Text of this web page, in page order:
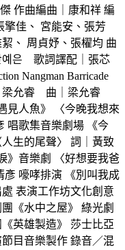
作曲編曲｜康和祥 編
擎佳、 宮能安、張芳
、 周貞妤、張櫂均 曲
예은 歌詞譯配｜張芯
Nangman Barricade
梁允睿 曲｜梁允睿
人魚》 〈今晚我想來
唱歌集音樂劇場 《今
生的尾聲〉 詞｜黃致
》音樂劇 〈好想要我爸
彥 嚎哮排演 《別叫我成
表演工作坊文化創意
《水中之屋》 綠光劇
英雄製造》 莎士比亞
目音樂製作 錄音／混